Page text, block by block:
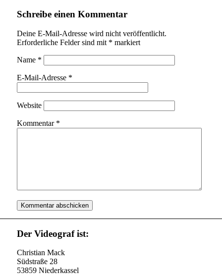
Schreibe einen Kommentar
Deine E-Mail-Adresse wird nicht veröffentlicht.
Erforderliche Felder sind mit * markiert
Name *
E-Mail-Adresse *
Website
Kommentar *
Der Videograf ist:
Christian Mack
Südstraße 28
53859 Niederkassel